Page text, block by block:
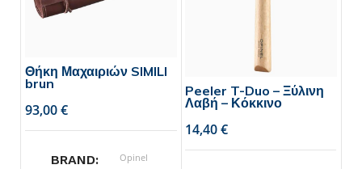
Θήκη Μαχαιριών SIMILI
brun
€
BRAND Opinel
Peeler T-Duo – Ξύλινη
Λαβή – Κόκκινο
€